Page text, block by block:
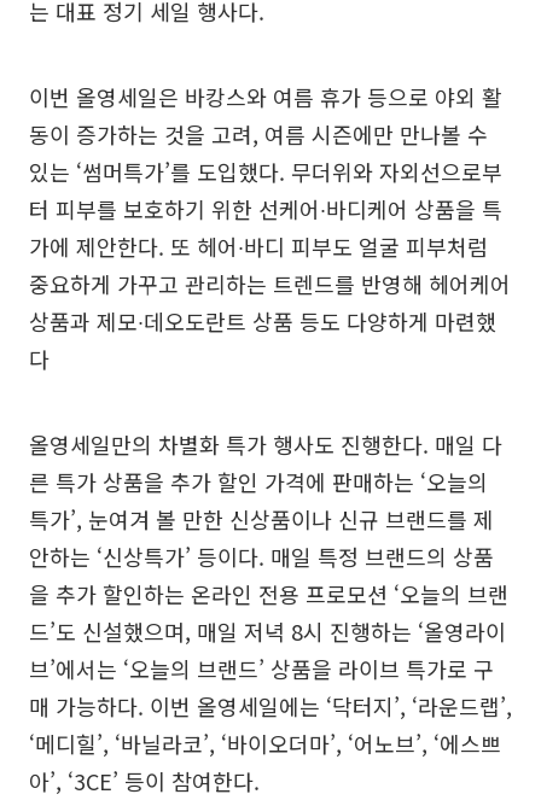
는 대표 정기 세일 행사다.
이번 올영세일은 바캉스와 여름 휴가 등으로 야외 활
동이 증가하는 것을 고려, 여름 시즌에만 만나볼 수
있는 ‘썸머특가’를 도입했다. 무더위와 자외선으로부
터 피부를 보호하기 위한 선케어∙바디케어 상품을 특
가에 제안한다. 또 헤어∙바디 피부도 얼굴 피부처럼
중요하게 가꾸고 관리하는 트렌드를 반영해 헤어케어
상품과 제모∙데오도란트 상품 등도 다양하게 마련했
다
올영세일만의 차별화 특가 행사도 진행한다. 매일 다
른 특가 상품을 추가 할인 가격에 판매하는 ‘오늘의
특가’, 눈여겨 볼 만한 신상품이나 신규 브랜드를 제
안하는 ‘신상특가’ 등이다. 매일 특정 브랜드의 상품
을 추가 할인하는 온라인 전용 프로모션 ‘오늘의 브랜
드’도 신설했으며, 매일 저녁 8시 진행하는 ‘올영라이
브’에서는 ‘오늘의 브랜드’ 상품을 라이브 특가로 구
매 가능하다. 이번 올영세일에는 ‘닥터지’, ‘라운드랩’,
‘메디힐’, ‘바닐라코’, ‘바이오더마’, ‘어노브’, ‘에스쁘
아’, ‘3CE’ 등이 참여한다.